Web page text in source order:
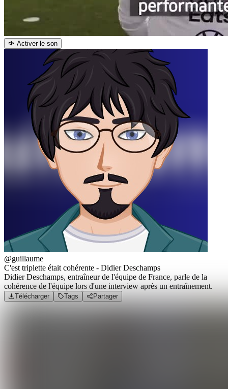
Activer le son
@guillaume
C'est triplette était cohérente - Didier Deschamps
Didier Deschamps, entraîneur de l'équipe de France, parle de la
cohérence de l'équipe lors d'une interview après un entraînement.
Télécharger Tags Partager